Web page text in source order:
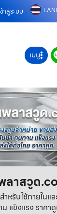
ข้าสู่ระบบ
เมนู
ลาสวูด
หรับใช้ภายในแ
แข็งแรง ราคา